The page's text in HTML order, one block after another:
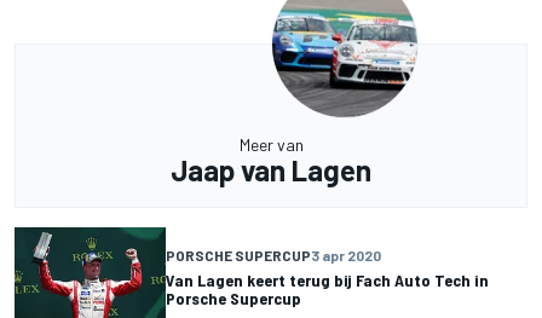
Meer van
Jaap van Lagen
PORSCHE SUPERCUP3 apr 2020
Van Lagen keert terug bij Fach Auto Tech in
Porsche Supercup